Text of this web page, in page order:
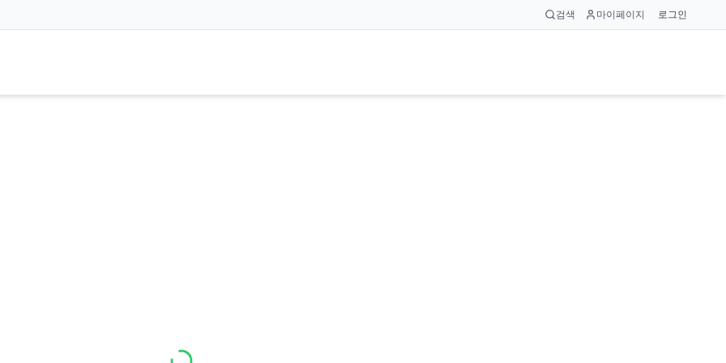
검색 마이페이지 로그인